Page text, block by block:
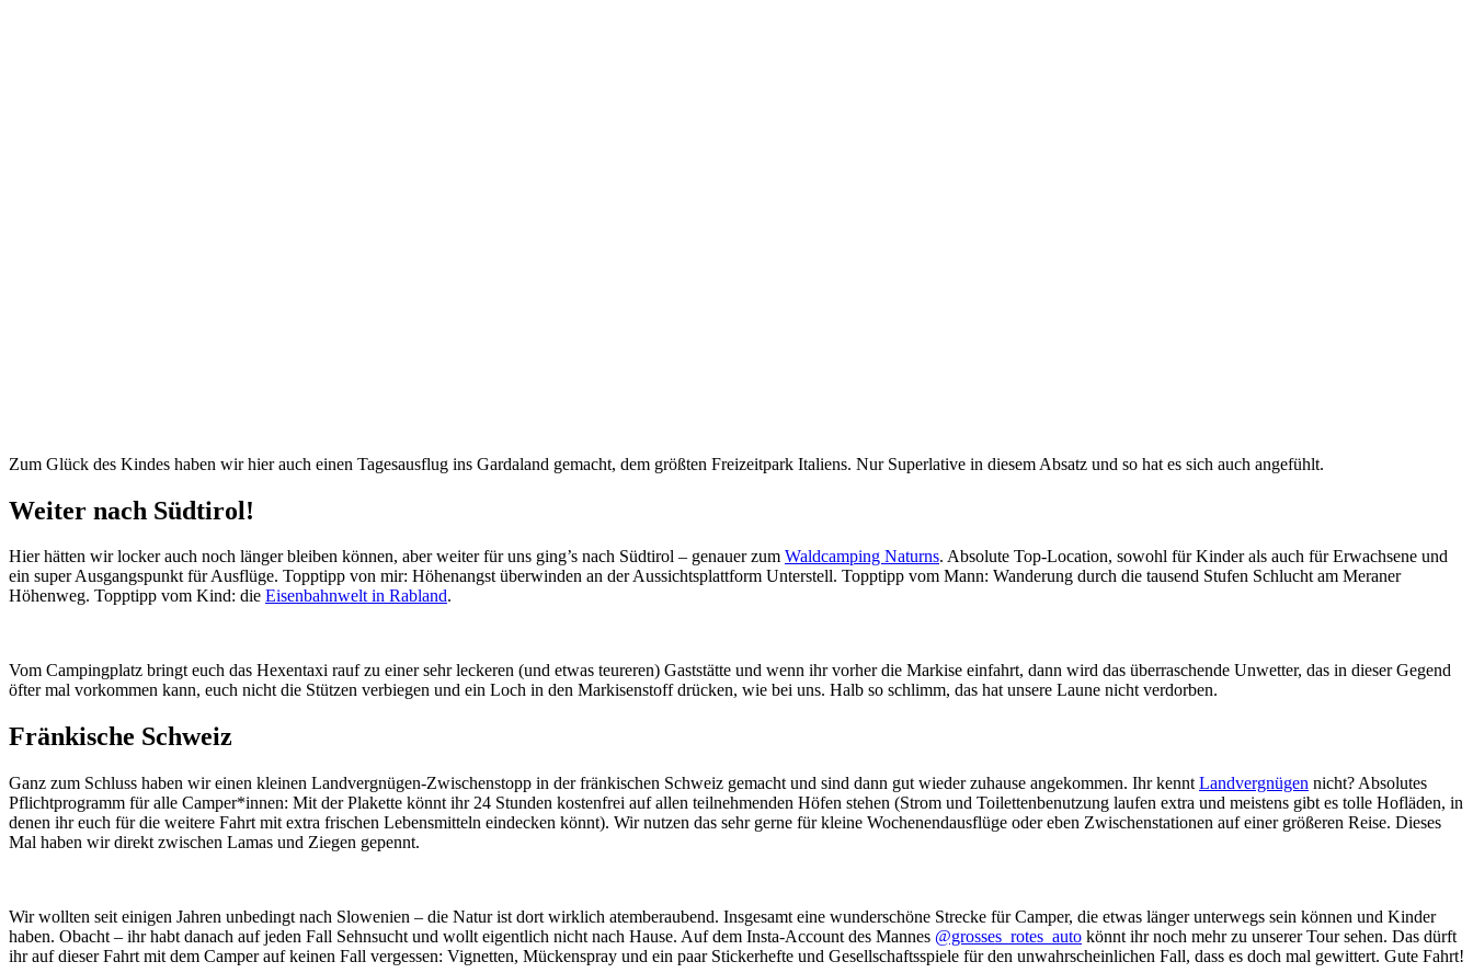
Zum Glück des Kindes haben wir hier auch einen Tagesausflug ins Gardaland gemacht, dem größten Freizeitpark Italiens. Nur Superlative in diesem Absatz und so hat es sich auch angefühlt.
Weiter nach Südtirol!
Hier hätten wir locker auch noch länger bleiben können, aber weiter für uns ging’s nach Südtirol – genauer zum Waldcamping Naturns. Absolute Top-Location, sowohl für Kinder als auch für Erwachsene und
ein super Ausgangspunkt für Ausflüge. Topptipp von mir: Höhenangst überwinden an der Aussichtsplattform Unterstell. Topptipp vom Mann: Wanderung durch die tausend Stufen Schlucht am Meraner
Höhenweg. Topptipp vom Kind: die Eisenbahnwelt in Rabland.
Vom Campingplatz bringt euch das Hexentaxi rauf zu einer sehr leckeren (und etwas teureren) Gaststätte und wenn ihr vorher die Markise einfahrt, dann wird das überraschende Unwetter, das in dieser Gegend
öfter mal vorkommen kann, euch nicht die Stützen verbiegen und ein Loch in den Markisenstoff drücken, wie bei uns. Halb so schlimm, das hat unsere Laune nicht verdorben.
Fränkische Schweiz
Ganz zum Schluss haben wir einen kleinen Landvergnügen-Zwischenstopp in der fränkischen Schweiz gemacht und sind dann gut wieder zuhause angekommen. Ihr kennt Landvergnügen nicht? Absolutes
Pflichtprogramm für alle Camper*innen: Mit der Plakette könnt ihr 24 Stunden kostenfrei auf allen teilnehmenden Höfen stehen (Strom und Toilettenbenutzung laufen extra und meistens gibt es tolle Hofläden, in
denen ihr euch für die weitere Fahrt mit extra frischen Lebensmitteln eindecken könnt). Wir nutzen das sehr gerne für kleine Wochenendausflüge oder eben Zwischenstationen auf einer größeren Reise. Dieses
Mal haben wir direkt zwischen Lamas und Ziegen gepennt.
Wir wollten seit einigen Jahren unbedingt nach Slowenien – die Natur ist dort wirklich atemberaubend. Insgesamt eine wunderschöne Strecke für Camper, die etwas länger unterwegs sein können und Kinder
haben. Obacht – ihr habt danach auf jeden Fall Sehnsucht und wollt eigentlich nicht nach Hause. Auf dem Insta-Account des Mannes @grosses_rotes_auto könnt ihr noch mehr zu unserer Tour sehen. Das dürft
ihr auf dieser Fahrt mit dem Camper auf keinen Fall vergessen: Vignetten, Mückenspray und ein paar Stickerhefte und Gesellschaftsspiele für den unwahrscheinlichen Fall, dass es doch mal gewittert. Gute Fahrt!